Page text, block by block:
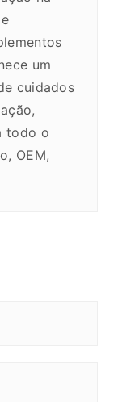
um
cuidados
todo o
OEM,